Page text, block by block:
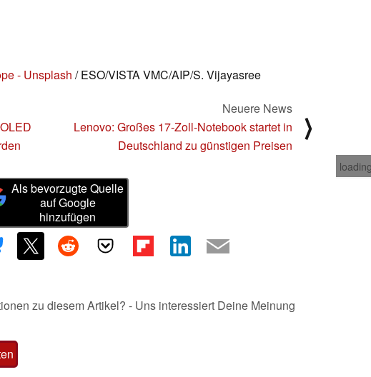
- Unsplash / ESO/VISTA VMC/AIP/S. Vijayasree
Neuere News
Lenovo: Großes 17-Zoll-Notebook startet in
Deutschland zu günstigen Preisen
⟩
Als bevorzugte Quelle
auf Google
hinzufügen
zu diesem Artikel? - Uns interessiert Deine Meinung